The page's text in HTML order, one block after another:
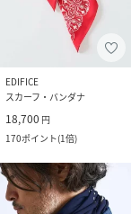
EDIFICE
スカーフ・バンダナ
18,700 円
170ポイント(1倍)